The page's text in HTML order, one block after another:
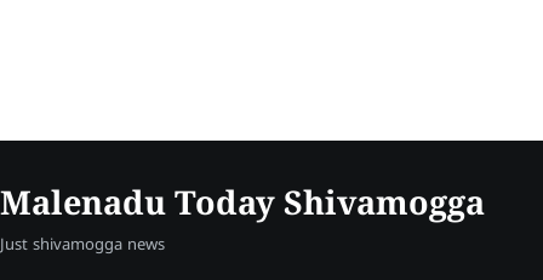
Malenadu Today Shivamogga
Just shivamogga news